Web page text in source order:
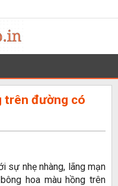
trên đường có
sự nhẹ nhàng, lãng mạn
hoa màu hồng trên